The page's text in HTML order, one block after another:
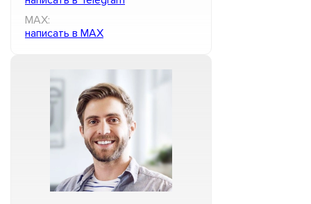
MAX:
написать в MAX